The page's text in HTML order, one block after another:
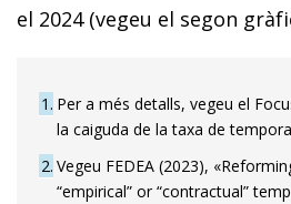
el 2024 (vegeu el segon
1 Per a més detalls, vegeu el
la caiguda de la taxa de
2 Vegeu FEDEA (2023),
“empirical” or “contractual”